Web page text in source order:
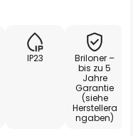
IP23
Briloner –
bis zu 5
Jahre
Garantie
(siehe
Herstellera
ngaben)